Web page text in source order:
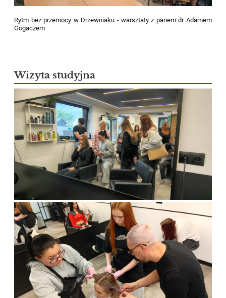
Rytm bez przemocy w Drzewniaku - warsztaty z panem dr Adamem
Gogaczem
Wizyta studyjna